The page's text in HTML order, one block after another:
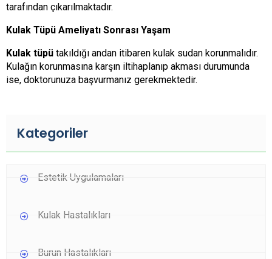
tarafından çıkarılmaktadır.
Kulak Tüpü Ameliyatı Sonrası Yaşam
Kulak tüpü takıldığı andan itibaren kulak sudan korunmalıdır.
Kulağın korunmasına karşın iltihaplanıp akması durumunda
ise, doktorunuza başvurmanız gerekmektedir.
Kategoriler
Estetik Uygulamaları
Kulak Hastalıkları
Burun Hastalıkları